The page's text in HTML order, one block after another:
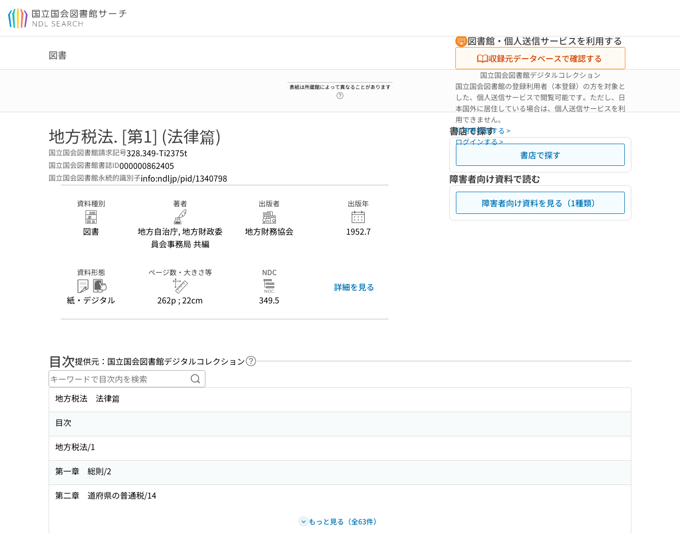
本文へ移動
図書
表紙は所蔵館によって異なることがあります
図書館・個人送信サービスを利用する
収録元データベースで確認する
国立国会図書館デジタルコレクション
国立国会図書館の登録利用者（本登録）の方を対象と
した、個人送信サービスで閲覧可能です。ただし、日
本国外に居住している場合は、個人送信サービスを利
用できません。
利用者登録する >
ログインする >
地方税法. [第1] (法律篇)
国立国会図書館請求記号328.349-Ti2375t
国立国会図書館書誌ID000000862405
国立国会図書館永続的識別子info:ndljp/pid/1340798
資料種別
図書
著者
地方自治庁, 地方財政委
員会事務局 共編
出版者
地方財務協会
出版年
1952.7
資料形態
紙・デジタル
ページ数・大きさ等
262p ; 22cm
NDC
349.5
詳細を見る
書店で探す
書店で探す
障害者向け資料で読む
障害者向け資料を見る（1種類）
目次提供元：国立国会図書館デジタルコレクション ヘルプページへのリンク
キーワードで目次内を検索
地方税法 法律篇
目次
地方税法/1
第一章 総則/2
第二章 道府県の普通税/14
もっと見る（全63件）